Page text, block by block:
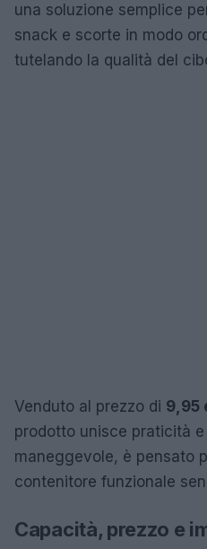
una soluzione semplice
snack e scorte in modo
tutelando la qualità del
Venduto al prezzo di 9,95
prodotto unisce praticità
maneggevole, è pensato
contenitore funzionale
Capacità, prezzo e